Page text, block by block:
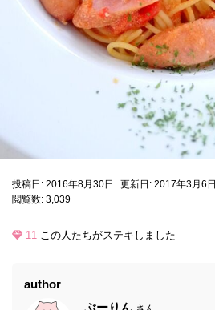
投稿日: 2016年8月30日
更新日: 2017年3月6日
閲覧数: 3,039
11 この人たちがステキしました
author